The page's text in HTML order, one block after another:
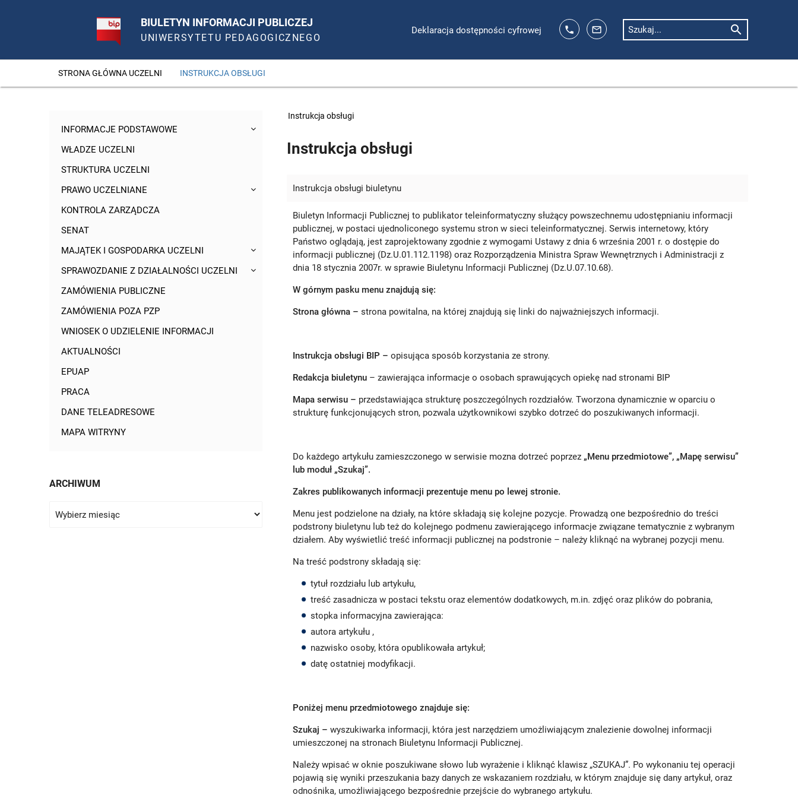
BIULETYN INFORMACJI PUBLICZEJ
UNIWERSYTETU PEDAGOGICZNEGO
Deklaracja dostępności cyfrowej phone mail_outline Szukaj... search
STRONA GŁÓWNA UCZELNI INSTRUKCJA OBSŁUGI
INFORMACJE PODSTAWOWE
WŁADZE UCZELNI
STRUKTURA UCZELNI
PRAWO UCZELNIANE
KONTROLA ZARZĄDCZA
SENAT
MAJĄTEK I GOSPODARKA UCZELNI
SPRAWOZDANIE Z DZIAŁALNOŚCI UCZELNI
ZAMÓWIENIA PUBLICZNE
ZAMÓWIENIA POZA PZP
WNIOSEK O UDZIELENIE INFORMACJI
AKTUALNOŚCI
EPUAP
PRACA
DANE TELEADRESOWE
MAPA WITRYNY
ARCHIWUM
Instrukcja obsługi
Instrukcja obsługi
Instrukcja obsługi biuletynu
Biuletyn Informacji Publicznej to publikator teleinformatyczny służący powszechnemu udostępnianiu informacji
publicznej, w postaci ujednoliconego systemu stron w sieci teleinformatycznej. Serwis internetowy, który
Państwo oglądają, jest zaprojektowany zgodnie z wymogami Ustawy z dnia 6 września 2001 r. o dostępie do
informacji publicznej (Dz.U.01.112.1198) oraz Rozporządzenia Ministra Spraw Wewnętrznych i Administracji z
dnia 18 stycznia 2007r. w sprawie Biuletynu Informacji Publicznej (Dz.U.07.10.68).
W górnym pasku menu znajdują się:
Strona główna – strona powitalna, na której znajdują się linki do najważniejszych informacji.
Instrukcja obsługi BIP – opisująca sposób korzystania ze strony.
Redakcja biuletynu – zawierająca informacje o osobach sprawujących opiekę nad stronami BIP
Mapa serwisu – przedstawiająca strukturę poszczególnych rozdziałów. Tworzona dynamicznie w oparciu o
strukturę funkcjonujących stron, pozwala użytkownikowi szybko dotrzeć do poszukiwanych informacji.
Do każdego artykułu zamieszczonego w serwisie mozna dotrzeć poprzez „Menu przedmiotowe”, „Mapę serwisu”
lub moduł „Szukaj”.
Zakres publikowanych informacji prezentuje menu po lewej stronie.
Menu jest podzielone na działy, na które składają się kolejne pozycje. Prowadzą one bezpośrednio do treści
podstrony biuletynu lub też do kolejnego podmenu zawierającego informacje związane tematycznie z wybranym
działem. Aby wyświetlić treść informacji publicznej na podstronie – należy kliknąć na wybranej pozycji menu.
Na treść podstrony składają się:
tytuł rozdziału lub artykułu,
treść zasadnicza w postaci tekstu oraz elementów dodatkowych, m.in. zdjęć oraz plików do pobrania,
stopka informacyjna zawierająca:
autora artykułu ,
nazwisko osoby, która opublikowała artykuł;
datę ostatniej modyfikacji.
Poniżej menu przedmiotowego znajduje się:
Szukaj – wyszukiwarka informacji, która jest narzędziem umożliwiającym znalezienie dowolnej informacji
umieszczonej na stronach Biuletynu Informacji Publicznej.
Należy wpisać w oknie poszukiwane słowo lub wyrażenie i kliknąć klawisz „SZUKAJ”. Po wykonaniu tej operacji
pojawią się wyniki przeszukania bazy danych ze wskazaniem rozdziału, w którym znajduje się dany artykuł, oraz
odnośnika, umożliwiającego bezpośrednie przejście do wybranego artykułu.